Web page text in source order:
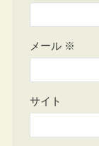
メール ※
サイト